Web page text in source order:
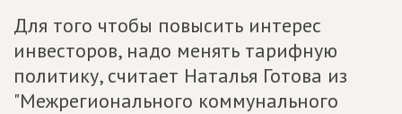
Для того чтобы повысить интерес
инвесторов, надо менять тарифную
политику, считает Наталья Готова из
"Межрегионального коммунального